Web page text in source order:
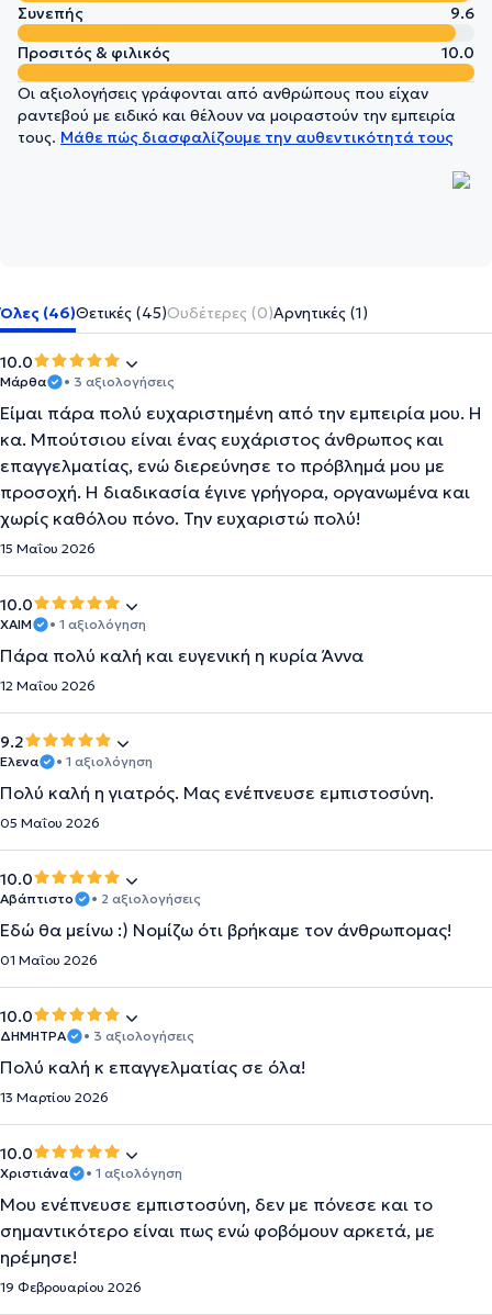
Συνεπής
9.6
Προσιτός & φιλικός
10.0
Οι αξιολογήσεις γράφονται από ανθρώπους που είχαν
ραντεβού με ειδικό και θέλουν να μοιραστούν την εμπειρία
τους. Μάθε πώς διασφαλίζουμε την αυθεντικότητά τους
Όλες (46)Θετικές (45)Ουδέτερες (0)Αρνητικές (1)
10.0
Μάρθα • 3 αξιολογήσεις
Είμαι πάρα πολύ ευχαριστημένη από την εμπειρία μου. Η
κα. Μπούτσιου είναι ένας ευχάριστος άνθρωπος και
επαγγελματίας, ενώ διερεύνησε το πρόβλημά μου με
προσοχή. Η διαδικασία έγινε γρήγορα, οργανωμένα και
χωρίς καθόλου πόνο. Την ευχαριστώ πολύ!
15 Μαΐου 2026
10.0
ΧΑΙΜ • 1 αξιολόγηση
Πάρα πολύ καλή και ευγενική η κυρία Άννα
12 Μαΐου 2026
9.2
Έλενα • 1 αξιολόγηση
Πολύ καλή η γιατρός. Μας ενέπνευσε εμπιστοσύνη.
05 Μαΐου 2026
10.0
Αβάπτιστο • 2 αξιολογήσεις
Εδώ θα μείνω :) Νομίζω ότι βρήκαμε τον άνθρωπομας!
01 Μαΐου 2026
10.0
ΔΗΜΗΤΡΑ • 3 αξιολογήσεις
Πολύ καλή κ επαγγελματίας σε όλα!
13 Μαρτίου 2026
10.0
Χριστιάνα • 1 αξιολόγηση
Μου ενέπνευσε εμπιστοσύνη, δεν με πόνεσε και το
σημαντικότερο είναι πως ενώ φοβόμουν αρκετά, με
ηρέμησε!
19 Φεβρουαρίου 2026